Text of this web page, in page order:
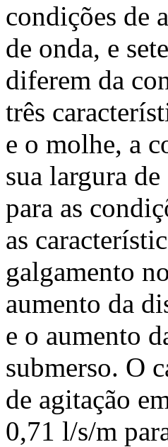
condições de
de onda, e
diferem da
três
e o molhe, a
sua largura
para as
as
galgamento
aumento da
e o aumento
submerso. O
de agitação
0,71 l/s/m